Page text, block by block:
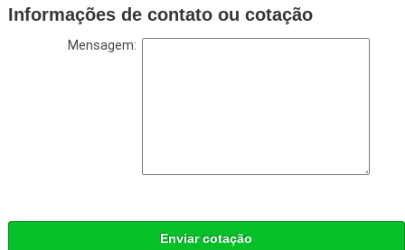
Informações de contato ou cotação
Mensagem:
Enviar cotação